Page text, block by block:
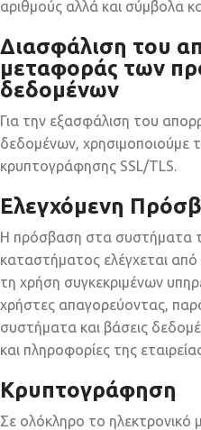
αριθμούς αλλά και σύμβολα
Διασφάλιση του
μεταφοράς των
δεδομένων
Για την εξασφάλιση του
δεδομένων, χρησιμοποιούμε
κρυπτογράφησης SSL/TLS.
Ελεγχόμενη
Η πρόσβαση στα συστήματα
καταστήματος ελέγχεται
τη χρήση συγκεκριμένων
χρήστες απαγορεύοντας,
συστήματα και βάσεις
και πληροφορίες της
Κρυπτογράφηση
Σε ολόκληρο το ηλεκτρονικό